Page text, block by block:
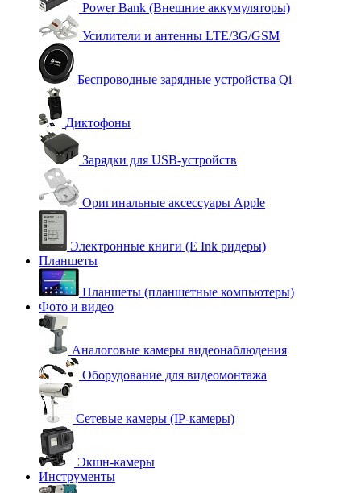
Power Bank (Внешние аккумуляторы)
Усилители и антенны LTE/3G/GSM
Беспроводные зарядные устройства Qi
Диктофоны
Зарядки для USB-устройств
Оригинальные аксессуары Apple
Электронные книги (E Ink ридеры)
Планшеты
Планшеты (планшетные компьютеры)
Фото и видео
Аналоговые камеры видеонаблюдения
Оборудование для видеомонтажа
Сетевые камеры (IP-камеры)
Экшн-камеры
Инструменты